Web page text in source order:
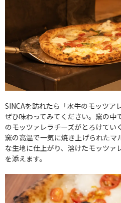
SINCAを訪れたら「水牛のモッツア
ぜひ味わってみてください。窯の中
のモッツァレラチーズがとろけてい
窯の高温で一気に焼き上げられたマ
な生地に仕上がり、溶けたモッツァ
を添えます。